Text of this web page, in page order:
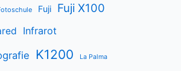
Fuji Fuji X100
Infrarot
K1200 La Palma